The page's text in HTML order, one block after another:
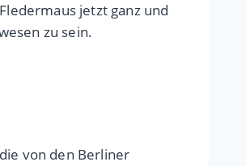
jetzt ganz und
zu sein.
von den Berliner